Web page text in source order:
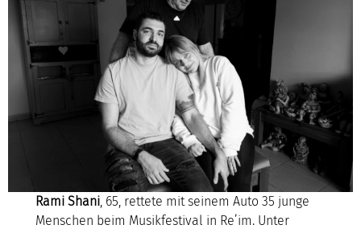
Rami Shani , 65, rettete mit seinem Auto 35 junge
Menschen beim Musikfestival in Re’im. Unter